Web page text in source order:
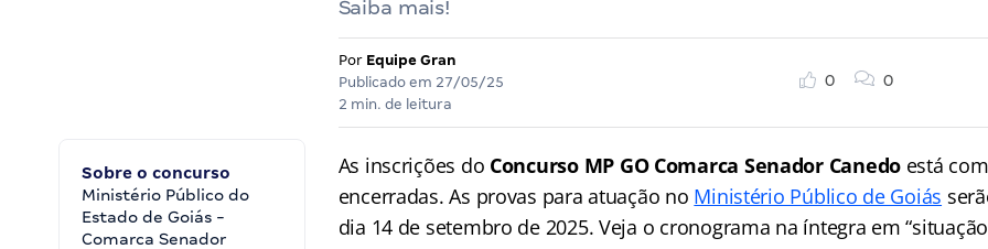
Saiba mais!
Por Equipe Gran
Publicado em 27/05/25
2 min. de leitura
0 0
Sobre o concurso
Ministério Público do
Estado de Goiás -
Comarca Senador
As inscrições do Concurso MP GO Comarca Senador Canedo está
encerradas. As provas para atuação no Ministério Público de Goiás
dia 14 de setembro de 2025. Veja o cronograma na íntegra em